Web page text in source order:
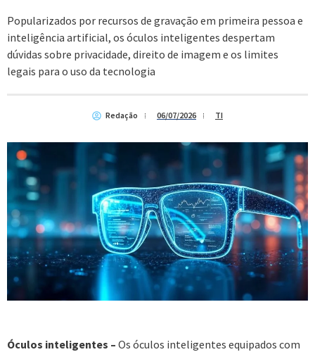
Popularizados por recursos de gravação em primeira pessoa e
inteligência artificial, os óculos inteligentes despertam
dúvidas sobre privacidade, direito de imagem e os limites
legais para o uso da tecnologia
Redação 06/07/2026 TI
Óculos inteligentes – Os óculos inteligentes equipados com